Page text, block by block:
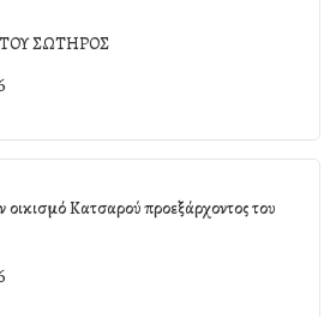
ΣΩΤΗΡΟΣ
Κατσαρού προεξάρχοντος του